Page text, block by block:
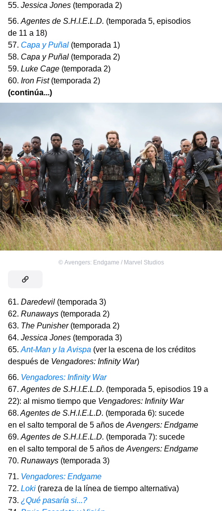
55. Jessica Jones (temporada 2)
56. Agentes de S.H.I.E.L.D. (temporada 5, episodios
de 11 a 18)
57. Capa y Puñal (temporada 1)
58. Capa y Puñal (temporada 2)
59. Luke Cage (temporada 2)
60. Iron Fist(temporada 2)
(continúa...)
© Avengers: Endgame / Marvel Studios
61. Daredevil (temporada 3)
62. Runaways (temporada 2)
63. The Punisher(temporada 2)
64. Jessica Jones (temporada 3)
65.Ant-Man y la Avispa (ver la escena de los créditos
después de Vengadores: Infinity War)
66. Vengadores: Infinity War
67.Agentes de S.H.I.E.L.D. (temporada 5, episodios 19 a
22): al mismo tiempo que Vengadores: Infinity War
68.Agentes de S.H.I.E.L.D. (temporada 6): sucede
en el salto temporal de 5 años deAvengers: Endgame
69.Agentes de S.H.I.E.L.D. (temporada 7): sucede
en el salto temporal de 5 años deAvengers: Endgame
70. Runaways (temporada 3)
71. Vengadores: Endgame
72. Loki (rareza de la línea de tiempo alternativa)
73. ¿Qué pasaría si...?